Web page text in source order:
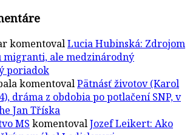
komentovalLucia Hubinská: Zdrojom
migranti, ale medzinárodný
poriadok
komentovalPätnásť životov (Karol
dráma z obdobia po potlačení SNP, v
Jan Tříska
MS komentovalJozef Leikert: Ako